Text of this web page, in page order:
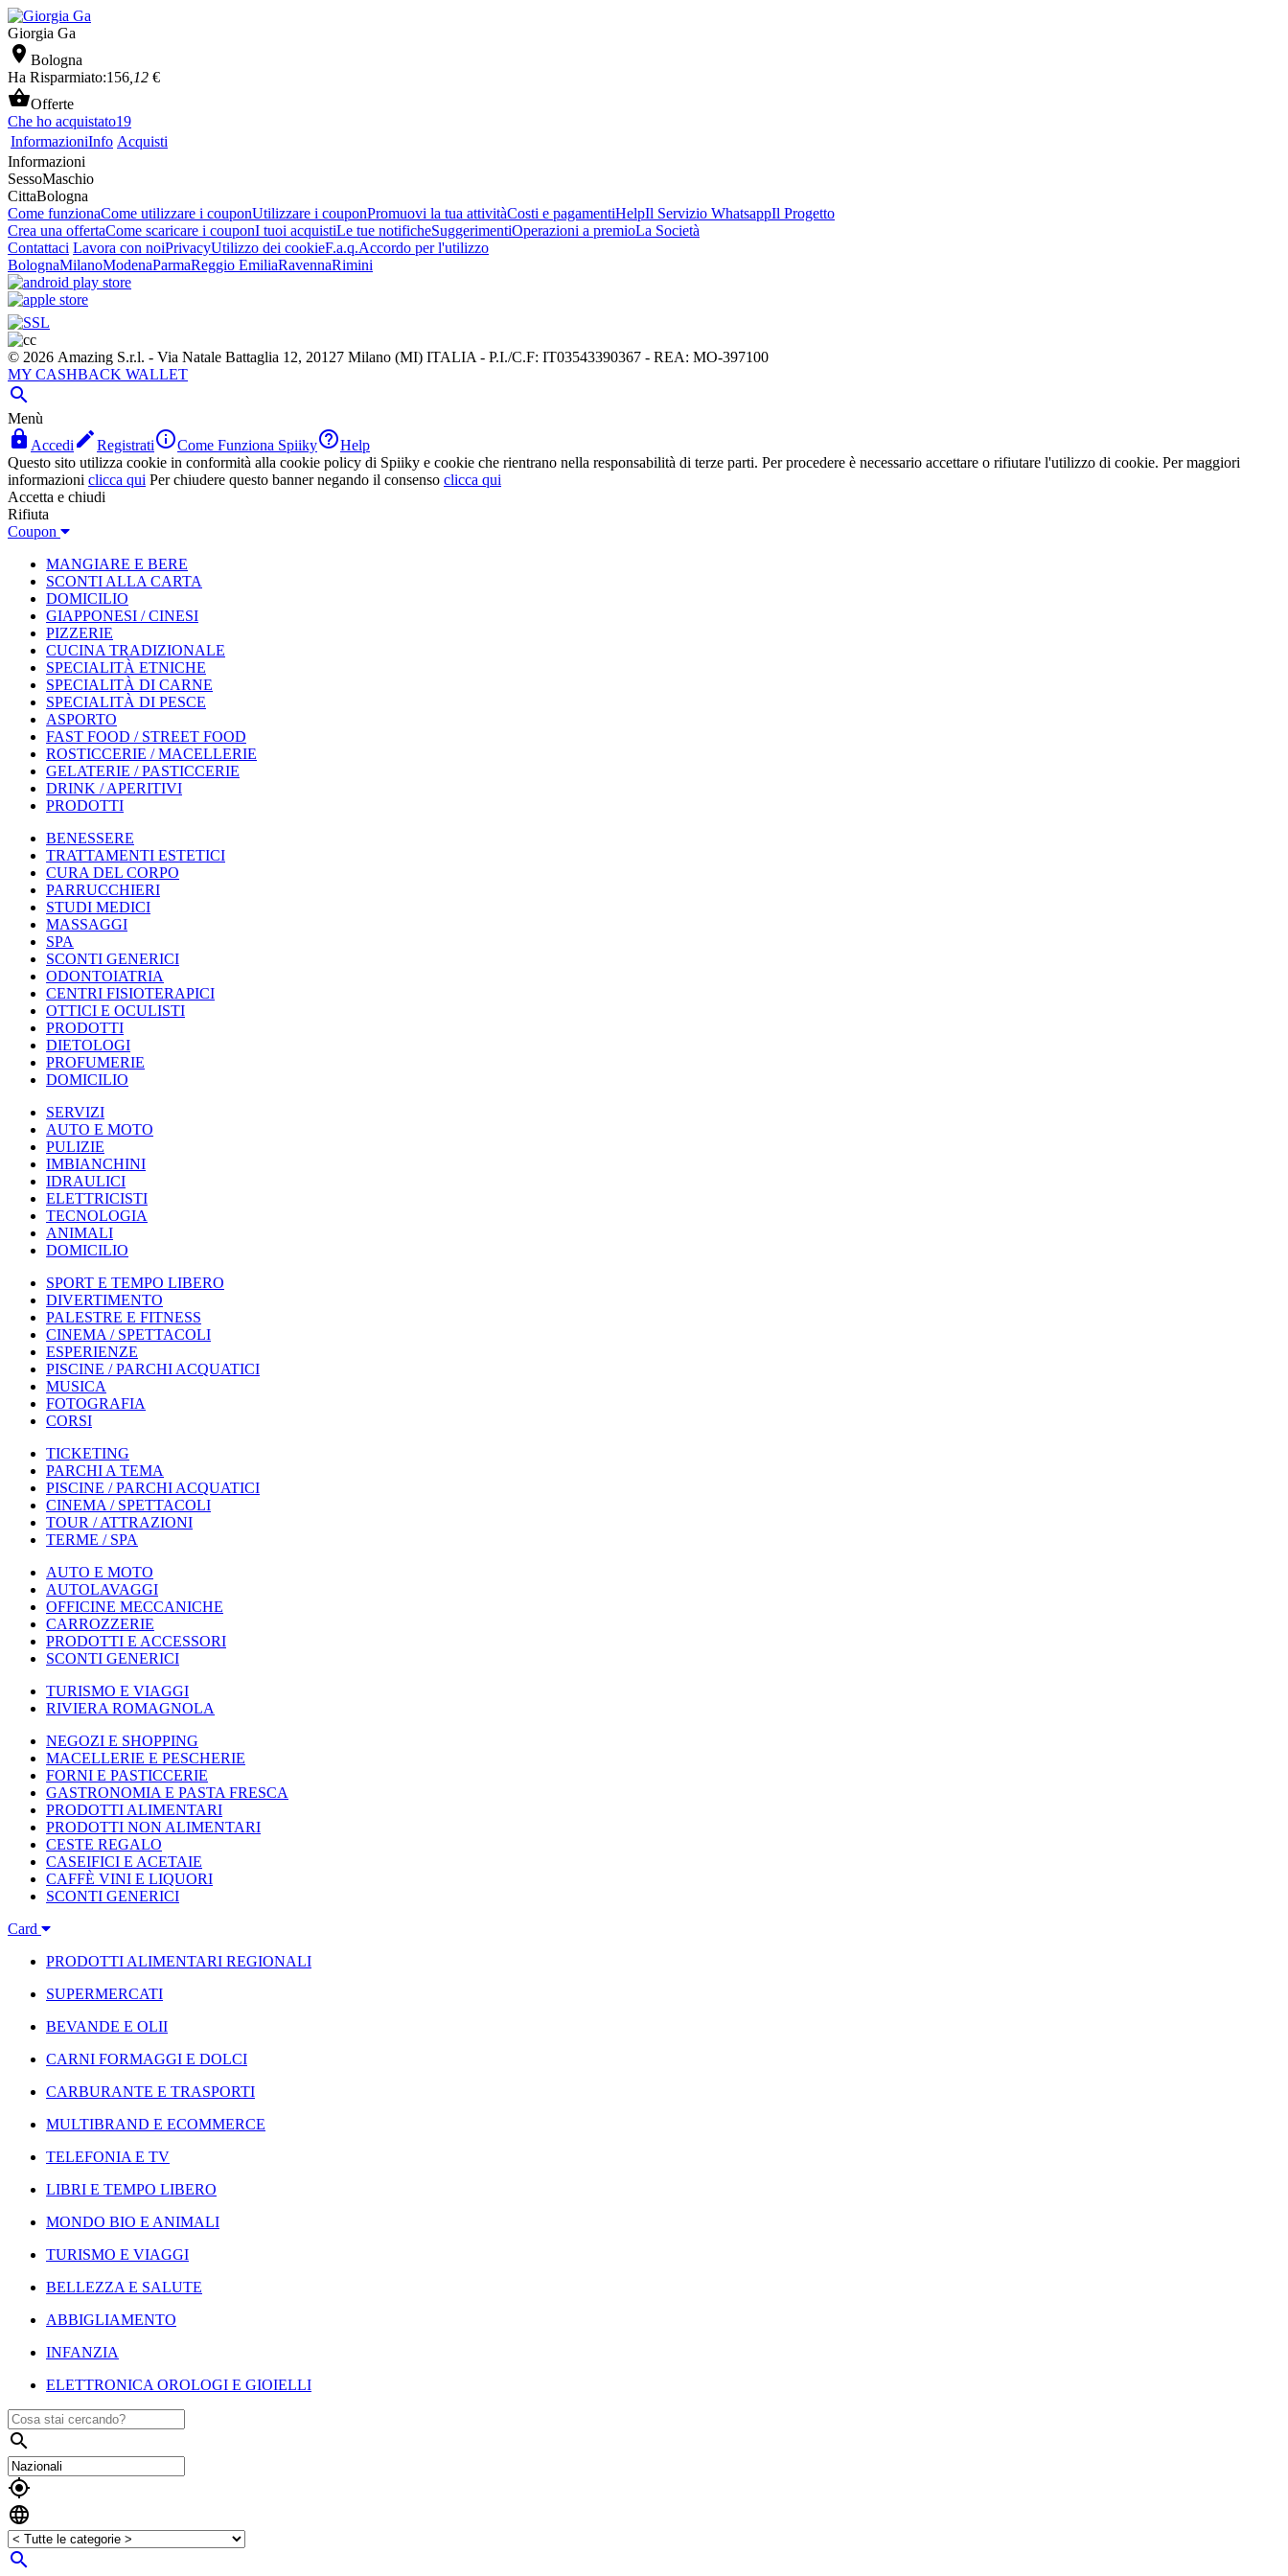
Giorgia Ga
 Bologna
Ha Risparmiato:156 ,12 €
Offerte
Che ho acquistato19
InformazioniInfo Acquisti
Informazioni
SessoMaschio
CittaBologna
Come funzionaCome utilizzare i couponUtilizzare i couponPromuovi la tua attivitàCosti e pagamentiHelpIl Servizio WhatsappIl Progetto
Crea una offertaCome scaricare i couponI tuoi acquistiLe tue notificheSuggerimentiOperazioni a premioLa Società
Contattaci Lavora con noiPrivacyUtilizzo dei cookieF.a.q.Accordo per l'utilizzo
BolognaMilanoModenaParmaReggio EmiliaRavennaRimini
© 2026 Amazing S.r.l. - Via Natale Battaglia 12, 20127 Milano (MI) ITALIA - P.I./C.F: IT03543390367 - REA: MO-397100
MY CASHBACK WALLET

Menù
 Accedi RegistratiCome Funziona SpiikyHelp
Questo sito utilizza cookie in conformità alla cookie policy di Spiiky e cookie che rientrano nella responsabilità di terze parti. Per procedere è necessario accettare o rifiutare l'utilizzo di cookie. Per maggiori
informazioni clicca qui Per chiudere questo banner negando il consenso clicca qui
Accetta e chiudi
Rifiuta
Coupon
MANGIARE E BERE
SCONTI ALLA CARTA
DOMICILIO
GIAPPONESI / CINESI
PIZZERIE
CUCINA TRADIZIONALE
SPECIALITÀ ETNICHE
SPECIALITÀ DI CARNE
SPECIALITÀ DI PESCE
ASPORTO
FAST FOOD / STREET FOOD
ROSTICCERIE / MACELLERIE
GELATERIE / PASTICCERIE
DRINK / APERITIVI
PRODOTTI
BENESSERE
TRATTAMENTI ESTETICI
CURA DEL CORPO
PARRUCCHIERI
STUDI MEDICI
MASSAGGI
SPA
SCONTI GENERICI
ODONTOIATRIA
CENTRI FISIOTERAPICI
OTTICI E OCULISTI
PRODOTTI
DIETOLOGI
PROFUMERIE
DOMICILIO
SERVIZI
AUTO E MOTO
PULIZIE
IMBIANCHINI
IDRAULICI
ELETTRICISTI
TECNOLOGIA
ANIMALI
DOMICILIO
SPORT E TEMPO LIBERO
DIVERTIMENTO
PALESTRE E FITNESS
CINEMA / SPETTACOLI
ESPERIENZE
PISCINE / PARCHI ACQUATICI
MUSICA
FOTOGRAFIA
CORSI
TICKETING
PARCHI A TEMA
PISCINE / PARCHI ACQUATICI
CINEMA / SPETTACOLI
TOUR / ATTRAZIONI
TERME / SPA
AUTO E MOTO
AUTOLAVAGGI
OFFICINE MECCANICHE
CARROZZERIE
PRODOTTI E ACCESSORI
SCONTI GENERICI
TURISMO E VIAGGI
RIVIERA ROMAGNOLA
NEGOZI E SHOPPING
MACELLERIE E PESCHERIE
FORNI E PASTICCERIE
GASTRONOMIA E PASTA FRESCA
PRODOTTI ALIMENTARI
PRODOTTI NON ALIMENTARI
CESTE REGALO
CASEIFICI E ACETAIE
CAFFÈ VINI E LIQUORI
SCONTI GENERICI
Card
PRODOTTI ALIMENTARI REGIONALI
SUPERMERCATI
BEVANDE E OLII
CARNI FORMAGGI E DOLCI
CARBURANTE E TRASPORTI
MULTIBRAND E ECOMMERCE
TELEFONIA E TV
LIBRI E TEMPO LIBERO
MONDO BIO E ANIMALI
TURISMO E VIAGGI
BELLEZZA E SALUTE
ABBIGLIAMENTO
INFANZIA
ELETTRONICA OROLOGI E GIOIELLI



